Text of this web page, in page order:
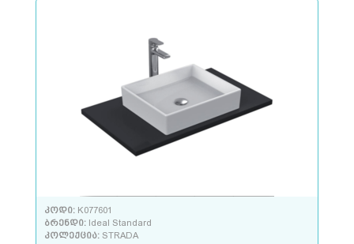
კოდი: K077601
ბრენდი: Ideal Standard
კოლექცია: STRADA